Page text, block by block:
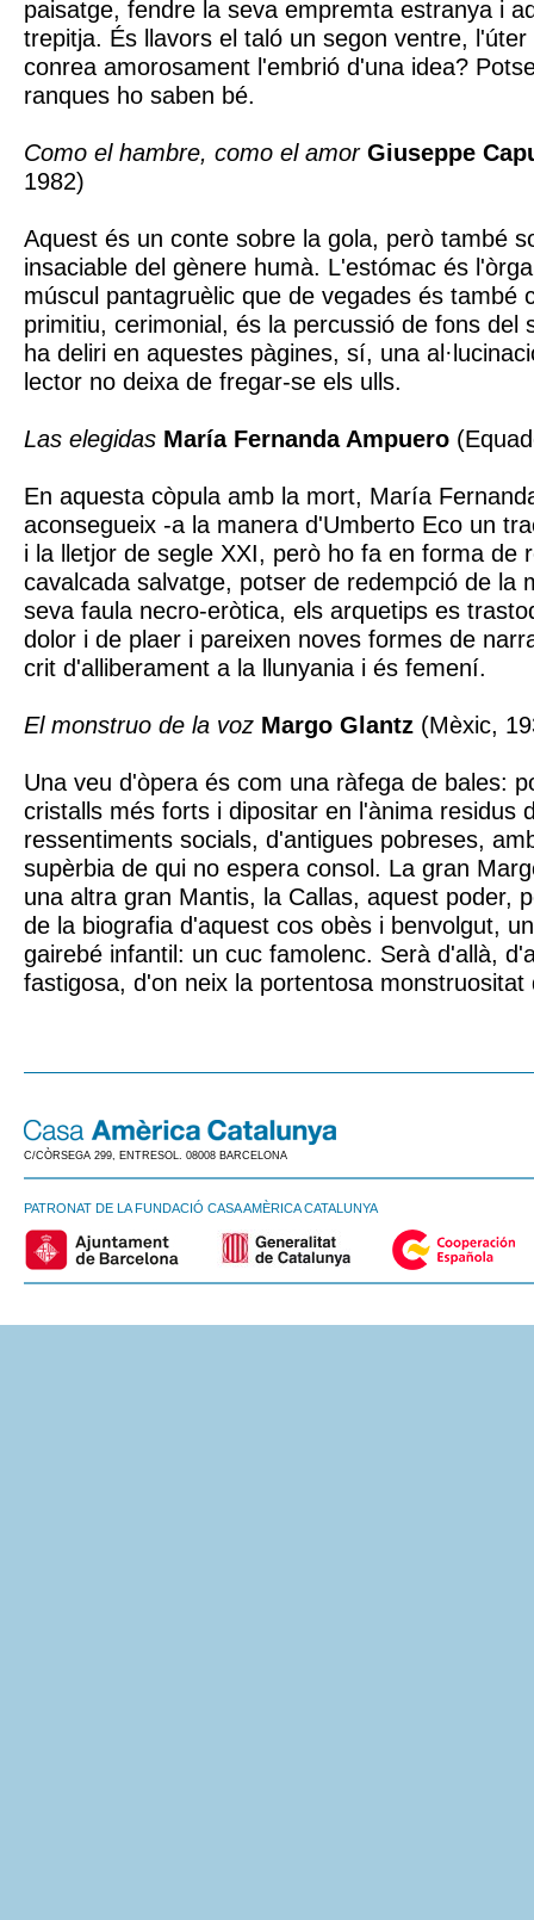
paisatge, fendre la seva empremta estranya i
trepitja. És llavors el taló un segon ventre,
conrea amorosament l'embrió d'una idea?
ranques ho saben bé.
Como el hambre, como el amor Giuseppe
1982)
Aquest és un conte sobre la gola, però també
insaciable del gènere humà. L'estómac és
múscul pantagruèlic que de vegades és també
primitiu, cerimonial, és la percussió de fons del
ha deliri en aquestes pàgines, sí, una
lector no deixa de fregar-se els ulls.
Las elegidas María Fernanda Ampuero
En aquesta còpula amb la mort, María
aconsegueix -a la manera d'Umberto Eco un
i la lletjor de segle XXI, però ho fa en forma de
cavalcada salvatge, potser de redempció de la
seva faula necro-eròtica, els arquetips es
dolor i de plaer i pareixen noves formes de
crit d'alliberament a la llunyania i és femení.
El monstruo de la voz Margo Glantz (Mèxic,
Una veu d'òpera és com una ràfega de bales:
cristalls més forts i dipositar en l'ànima residus
ressentiments socials, d'antigues pobreses,
supèrbia de qui no espera consol. La gran
una altra gran Mantis, la Callas, aquest poder,
de la biografia d'aquest cos obès i benvolgut,
gairebé infantil: un cuc famolenc. Serà d'allà,
fastigosa, d'on neix la portentosa monstruositat
C/CÒRSEGA 299, ENTRESOL. 08008 BARCELONA
PATRONAT DE LA FUNDACIÓ CASA AMÈRICA CATALUNYA